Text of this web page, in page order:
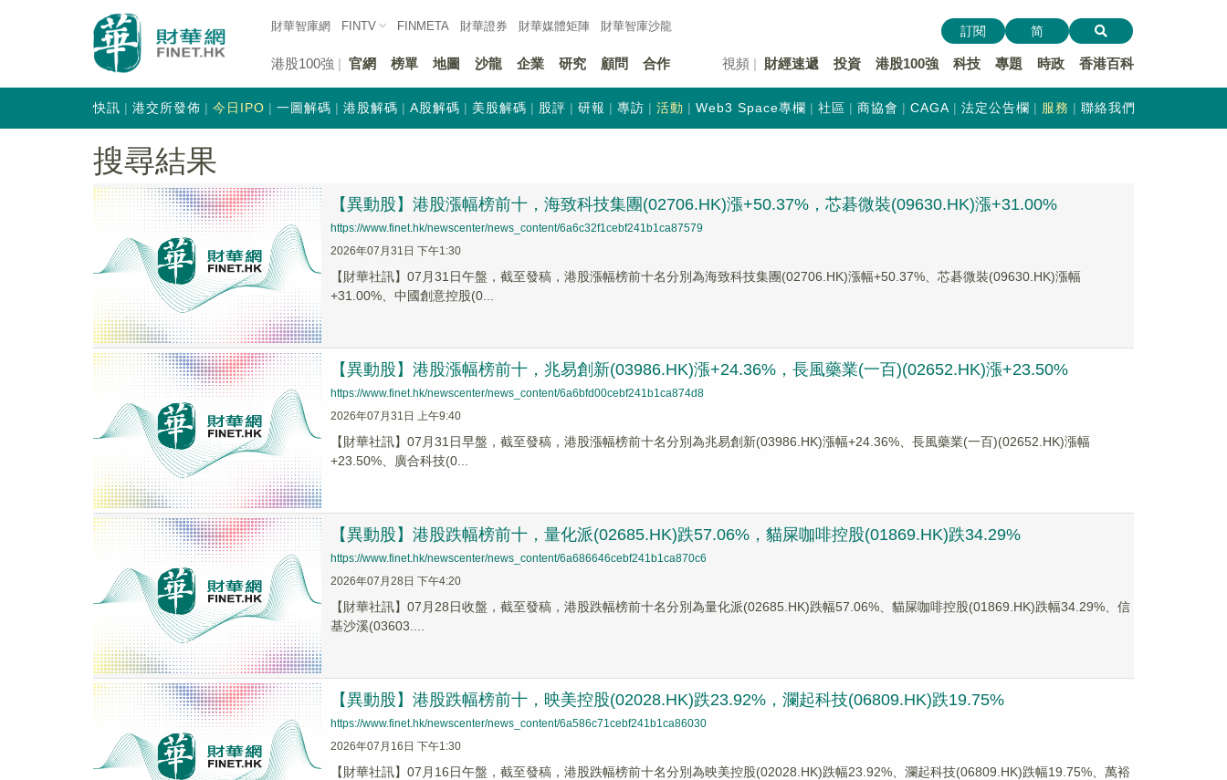
財華智庫網 FINTV FINMETA 財華證券 財華媒體矩陣 財華智庫沙龍
港股100強 官網 榜單 地圖 沙龍 企業 研究 顧問 合作 視頻 財經速遞 投資 港股100強 科技 專題 時政 香港百科
訂閱 简
快訊 港交所發佈 今日IPO 一圖解碼 港股解碼 A股解碼 美股解碼 股評 研報 專訪 活動 Web3 Space專欄 社區 商協會 CAGA 法定公告欄 服務 聯絡我們
搜尋結果
【異動股】港股漲幅榜前十，海致科技集團(02706.HK)漲+50.37%，芯碁微裝(09630.HK)漲+31.00%
https://www.finet.hk/newscenter/news_content/6a6c32f1cebf241b1ca87579
2026年07月31日 下午1:30
【財華社訊】07月31日午盤，截至發稿，港股漲幅榜前十名分別為海致科技集團(02706.HK)漲幅+50.37%、芯碁微裝(09630.HK)漲幅
+31.00%、中國創意控股(0...
【異動股】港股漲幅榜前十，兆易創新(03986.HK)漲+24.36%，長風藥業(一百)(02652.HK)漲+23.50%
https://www.finet.hk/newscenter/news_content/6a6bfd00cebf241b1ca874d8
2026年07月31日 上午9:40
【財華社訊】07月31日早盤，截至發稿，港股漲幅榜前十名分別為兆易創新(03986.HK)漲幅+24.36%、長風藥業(一百)(02652.HK)漲幅
+23.50%、廣合科技(0...
【異動股】港股跌幅榜前十，量化派(02685.HK)跌57.06%，貓屎咖啡控股(01869.HK)跌34.29%
https://www.finet.hk/newscenter/news_content/6a686646cebf241b1ca870c6
2026年07月28日 下午4:20
【財華社訊】07月28日收盤，截至發稿，港股跌幅榜前十名分別為量化派(02685.HK)跌幅57.06%、貓屎咖啡控股(01869.HK)跌幅34.29%、信
基沙溪(03603....
【異動股】港股跌幅榜前十，映美控股(02028.HK)跌23.92%，瀾起科技(06809.HK)跌19.75%
https://www.finet.hk/newscenter/news_content/6a586c71cebf241b1ca86030
2026年07月16日 下午1:30
【財華社訊】07月16日午盤，截至發稿，港股跌幅榜前十名分別為映美控股(02028.HK)跌幅23.92%、瀾起科技(06809.HK)跌幅19.75%、萬裕